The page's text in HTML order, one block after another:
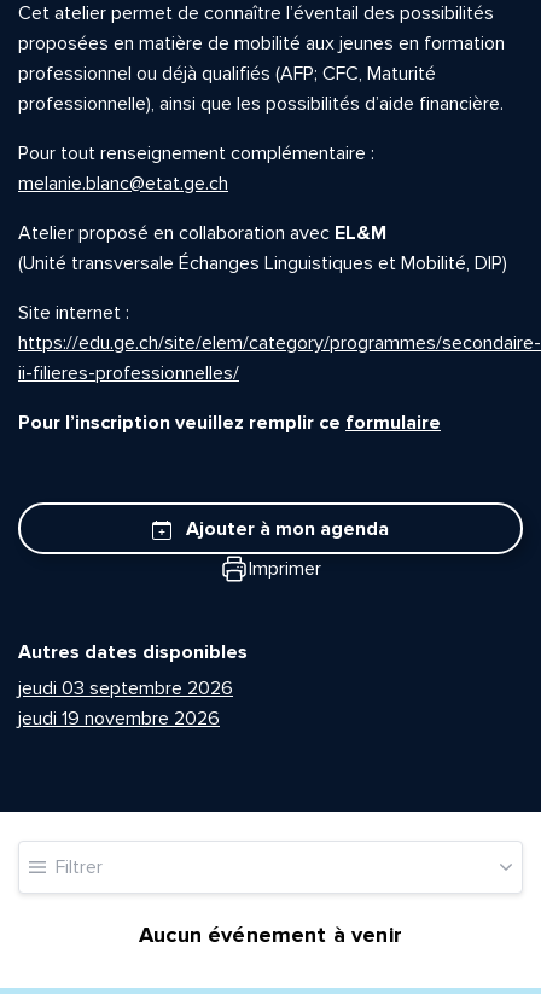
Cet atelier permet de connaître l’éventail des possibilités
proposées en matière de mobilité aux jeunes en formation
professionnel ou déjà qualifiés (AFP; CFC, Maturité
professionnelle), ainsi que les possibilités d’aide financière.
Pour tout renseignement complémentaire :
melanie.blanc@etat.ge.ch
Atelier proposé en collaboration avec EL&M
(Unité transversale Échanges Linguistiques et Mobilité, DIP)
Site internet :
https://edu.ge.ch/site/elem/category/programmes/secondaire-
ii-filieres-professionnelles/
Pour l’inscription veuillez remplir ce formulaire
Ajouter à mon agenda
Imprimer
Autres dates disponibles
jeudi 03 septembre 2026
jeudi 19 novembre 2026
Filtrer
Aucun événement à venir
Prénom et nom*
Adresse e-mail*